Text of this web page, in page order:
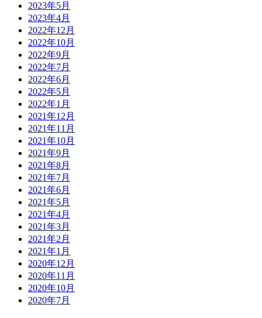
2023年5月
2023年4月
2022年12月
2022年10月
2022年9月
2022年7月
2022年6月
2022年5月
2022年1月
2021年12月
2021年11月
2021年10月
2021年9月
2021年8月
2021年7月
2021年6月
2021年5月
2021年4月
2021年3月
2021年2月
2021年1月
2020年12月
2020年11月
2020年10月
2020年7月